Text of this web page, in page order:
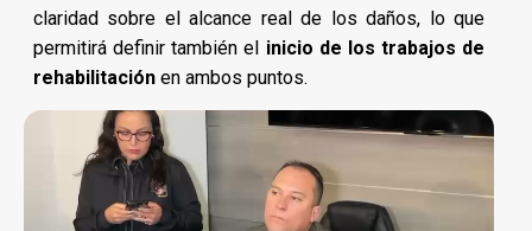
claridad sobre el alcance real de los daños, lo que
permitirá definir también el inicio de los trabajos de
rehabilitación en ambos puntos.